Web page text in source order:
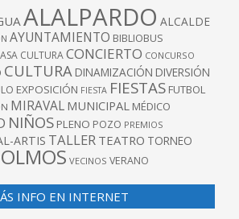
ALALPARDO ALCALDE
AYUNTAMIENTO BIBLIOBUS
CULTURACONCIERTO CONCURSO
CULTURA DINAMIZACIÓN DIVERSIÓN
EXPOSICIÓN FIESTA FIESTAS FUTBOL
MIRAVAL MUNICIPAL MÉDICO
NIÑOS PLENO POZO PREMIOS
ARTIS TALLER TEATRO TORNEO
VECINOS VERANO
INFO EN INTERNET